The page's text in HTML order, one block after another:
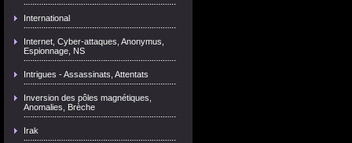
International
Internet, Cyber-attaques, Anonymus,
Espionnage, NS
Intrigues - Assassinats, Attentats
Inversion des pôles magnétiques,
Anomalies, Brèche
Irak